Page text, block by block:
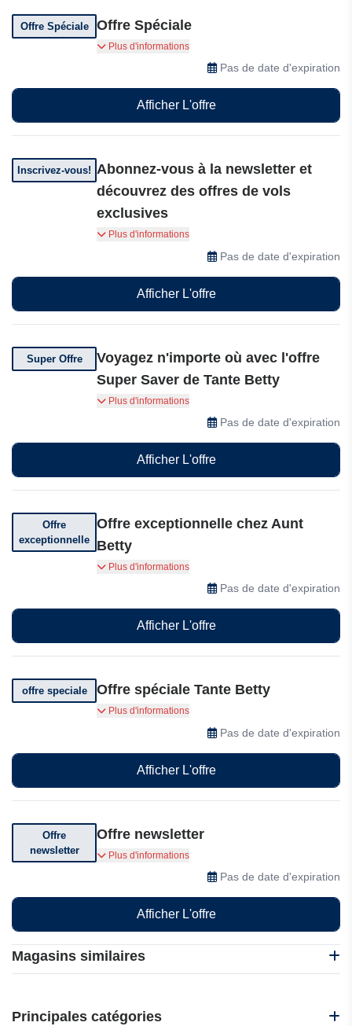
Magasins similaires
B&B Hotels
Principales catégories
Offre Spéciale Offre Spéciale
Voyagez plus, dépensez moins grâce à nos
réductions sur les vols Vols abordables vers des
destinations incontournables
Plus d'informations
Pas de date d'expiration
Afficher L'offre
Inscrivez-vous! Abonnez-vous à la newsletter et
découvrez des offres de vols
exclusives
Abonnez-vous à la newsletter et découvrez des
offres de vols exclusives, des offres spéciales et
des idées de voyage directement dans votre
boîte mail !
Plus d'informations
Pas de date d'expiration
Afficher L'offre
Super Offre
Voyagez n'importe où avec l'offre
Super Saver de Tante Betty
Voyagez n'importe où avec l'offre Super Saver
de Tante Betty : des tarifs imbattables vers les
plus belles destinations du monde !
Plus d'informations
Pas de date d'expiration
Afficher L'offre
Offre
exceptionnelle
Offre exceptionnelle chez Aunt
Betty
Profitez d'offres exceptionnelles chez Aunt Betty
Plus d'informations
Pas de date d'expiration
Afficher L'offre
offre speciale Offre spéciale Tante Betty
Vivez des destinations célèbres grâce aux offres
exceptionnelles de Tante Betty
Plus d'informations
Pas de date d'expiration
Afficher L'offre
Offre
newsletter
Offre newsletter
Abonnez-vous pour bénéficier de réductions
Plus d'informations
Pas de date d'expiration
Afficher L'offre